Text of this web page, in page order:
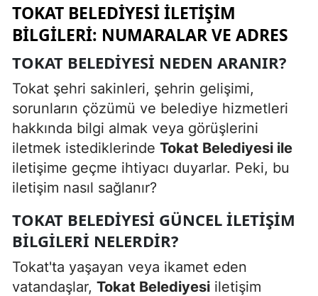
TOKAT BELEDIYESI İLETIŞIM
BILGILERI: NUMARALAR VE ADRES
TOKAT BELEDIYESI NEDEN ARANIR?
Tokat şehri sakinleri, şehrin gelişimi,
sorunların çözümü ve belediye hizmetleri
hakkında bilgi almak veya görüşlerini
iletmek istediklerinde Tokat Belediyesi ile
iletişime geçme ihtiyacı duyarlar. Peki, bu
iletişim nasıl sağlanır?
TOKAT BELEDIYESI GÜNCEL İLETIŞIM
BILGILERI NELERDIR?
Tokat'ta yaşayan veya ikamet eden
vatandaşlar, Tokat Belediyesi iletişim